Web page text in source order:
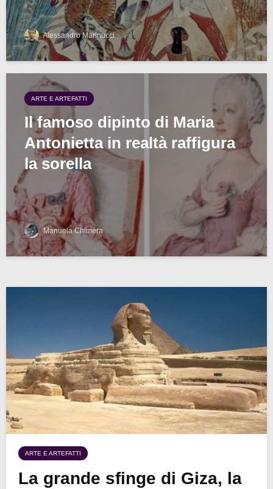
Alessandro Marinucci
ARTE E ARTEFATTI
Il famoso dipinto di Maria
Antonietta in realtà raffigura
la sorella
Manuela Chimera
ARTE E ARTEFATTI
La grande sfinge di Giza, la